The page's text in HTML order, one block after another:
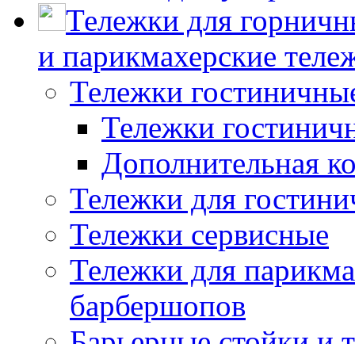
Тележки для
и парикмахерские
Тележки
Тележки
Дополнительная
Тележки для
Тележки сервисные
Тележки для
барбершопов